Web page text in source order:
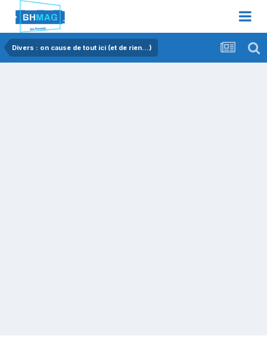
Divers : on cause de tout ici (et de rien...)